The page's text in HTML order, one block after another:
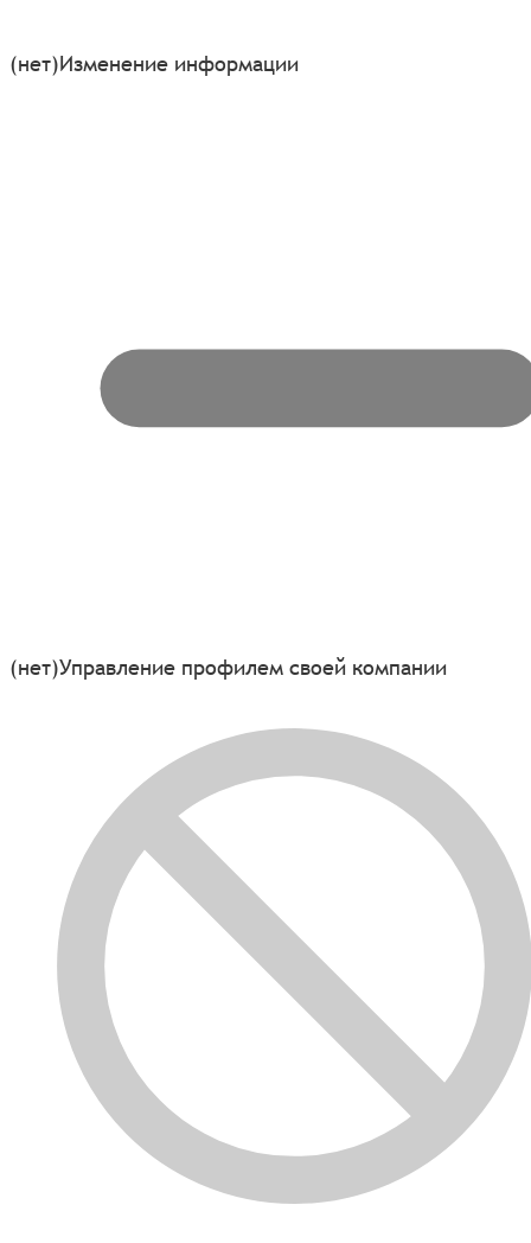
(нет)Изменение информации
(нет)Управление профилем своей компании